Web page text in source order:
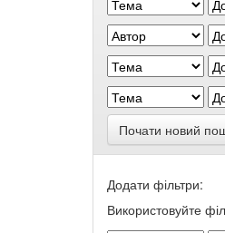
Почати новий
Додати фільтри:
Використовуйте